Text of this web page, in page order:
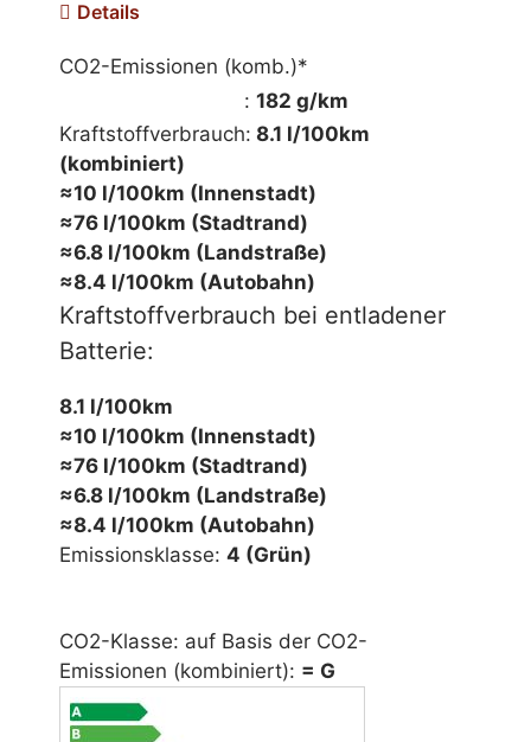
Details
CO2-Emissionen (komb.)*
: 182 g/km
Kraftstoffverbrauch: 8.1 l/100km
(kombiniert)
≈10 l/100km (Innenstadt)
≈76 l/100km (Stadtrand)
≈6.8 l/100km (Landstraße)
≈8.4 l/100km (Autobahn)
Kraftstoffverbrauch bei entladener
Batterie:
8.1 l/100km
≈10 l/100km (Innenstadt)
≈76 l/100km (Stadtrand)
≈6.8 l/100km (Landstraße)
≈8.4 l/100km (Autobahn)
Emissionsklasse: 4 (Grün)
CO2-Klasse: auf Basis der CO2-
Emissionen (kombiniert): = G